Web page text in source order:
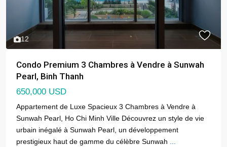
12
Condo Premium 3 Chambres à Vendre à Sunwah
Pearl, Binh Thanh
650,000 USD
Appartement de Luxe Spacieux 3 Chambres à Vendre à
Sunwah Pearl, Ho Chi Minh Ville Découvrez un style de vie
urbain inégalé à Sunwah Pearl, un développement
prestigieux haut de gamme du célèbre Sunwah ...